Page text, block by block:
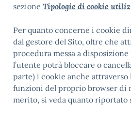
sezione Tipologie di cookie
Per quanto concerne i cookie
dal gestore del Sito, oltre che
procedura messa a disposizione
l’utente potrà bloccare o
parte) i cookie anche attraverso
funzioni del proprio browser di
merito, si veda quanto riportato